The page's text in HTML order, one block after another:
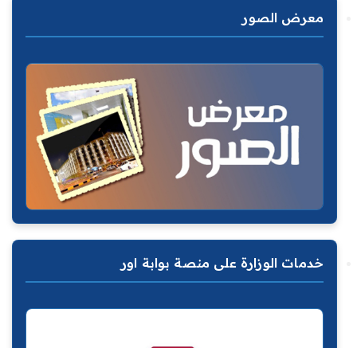
معرض الصور
خدمات الوزارة على منصة بوابة اور